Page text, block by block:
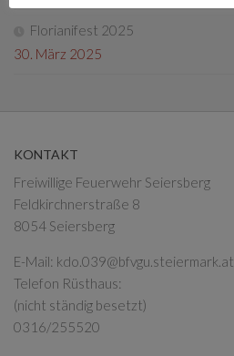
Florianifest 2025
30. März 2025
KONTAKT
Freiwillige Feuerwehr Seiersberg
Feldkirchnerstraße 8
8054 Seiersberg
E-Mail: kdo.039@bfvgu.steiermark.at
Telefon Rüsthaus:
(nicht ständig besetzt)
0316/255520